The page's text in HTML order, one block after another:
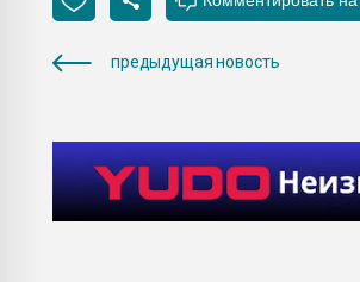
предыдущая новость